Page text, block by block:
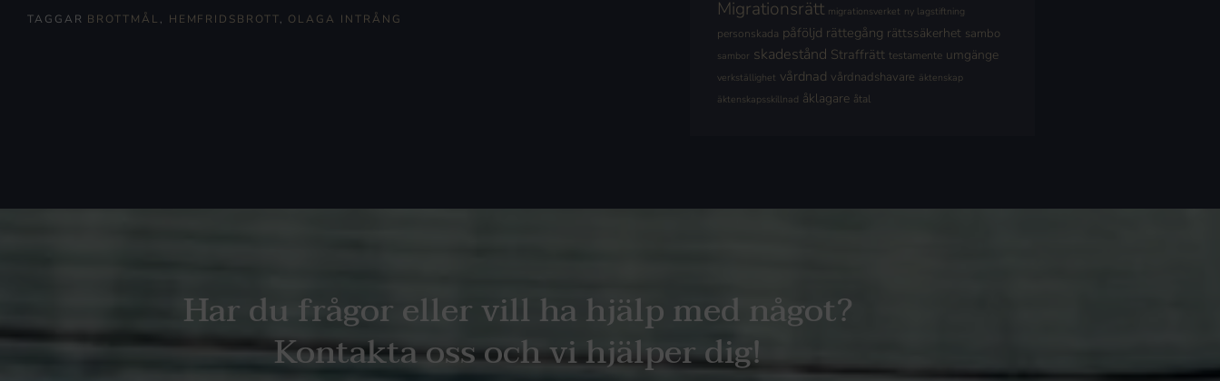
TAGGAR BROTTMÅL , HEMFRIDSBROTT, OLAGA INTRÅNG Migrationsrätt migrationsverket ny lagstiftning
personskada påföljd rättegång rättssäkerhet sambo
sambor skadestånd Straffrätt testamente umgänge
verkställighet vårdnad vårdnadshavare äktenskap
äktenskapsskillnad åklagare åtal
Har du frågor eller vill ha hjälp med något?
Kontakta oss och vi hjälper dig!